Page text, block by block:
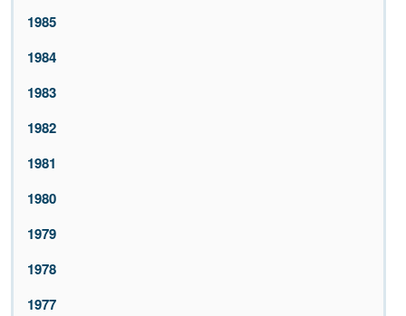
1985
1984
1983
1982
1981
1980
1979
1978
1977